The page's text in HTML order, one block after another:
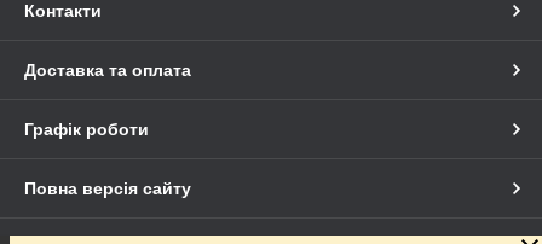
Контакти
Доставка та оплата
Графік роботи
Повна версія сайту